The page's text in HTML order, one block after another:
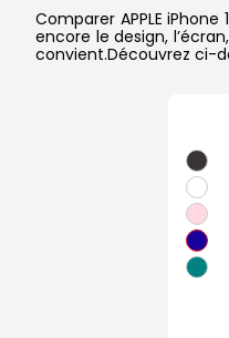
Comparer APPLE
encore le design,
convient.Découvrez ci-